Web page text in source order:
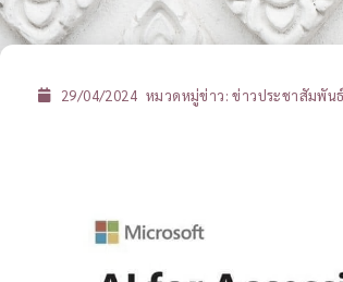
29/04/2024 หมวดหมู่ข่าว:ข่าวประชาสัมพันธ์